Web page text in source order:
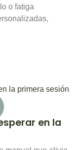
o fatiga
en la